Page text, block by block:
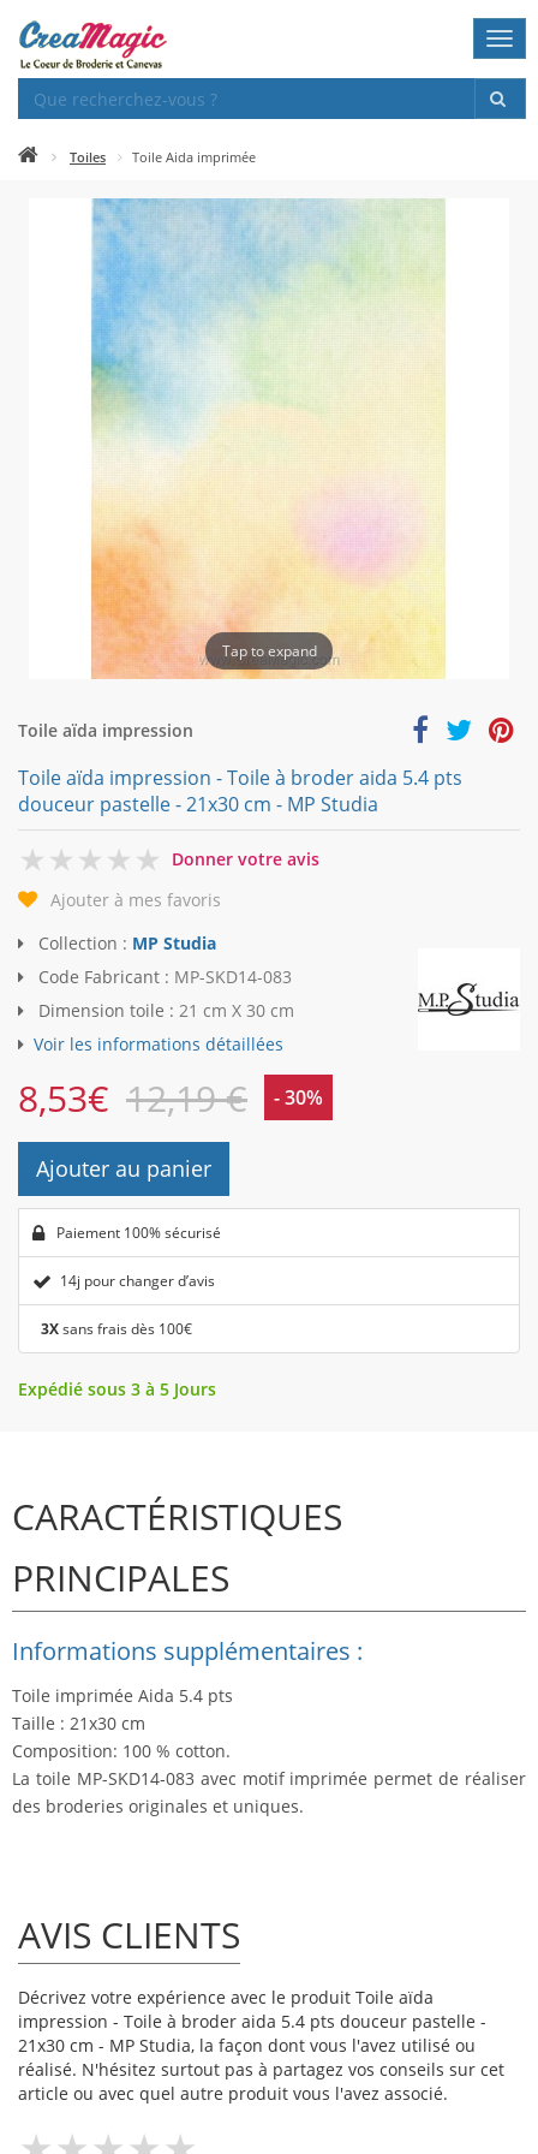
Toiles Toile Aida imprimée
Tap to expand
Toile aïda impression
Toile aïda impression - Toile à broder aida 5.4 pts
douceur pastelle - 21x30 cm - MP Studia
0
Donner votre avis
Ajouter à mes favoris
Collection : MP Studia
Code Fabricant : MP-SKD14-083
Dimension toile : 21 cm X 30 cm
Voir les informations détaillées
8,53€ 12,19 € - 30%
Ajouter au panier
Paiement 100% sécurisé
14j pour changer d’avis
3Xsans frais dès 100€
Expédié sous 3 à 5 Jours
CARACTÉRISTIQUES
PRINCIPALES
Informations supplémentaires :
Toile imprimée Aida 5.4 pts
Taille : 21x30 cm
Composition: 100 % cotton.
La toile MP-SKD14-083 avec motif imprimée permet de réaliser
des broderies originales et uniques.
AVIS CLIENTS
Décrivez votre expérience avec le produit Toile aïda
impression - Toile à broder aida 5.4 pts douceur pastelle -
21x30 cm - MP Studia, la façon dont vous l'avez utilisé ou
réalisé. N'hésitez surtout pas à partagez vos conseils sur cet
article ou avec quel autre produit vous l'avez associé.